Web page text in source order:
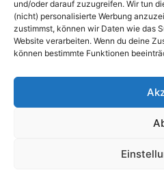
und/oder darauf zuzugreifen. Wir tun
(nicht) personalisierte Werbung
zustimmst, können wir Daten wie das
Website verarbeiten. Wenn du deine
können bestimmte Funktionen
Webdesign &